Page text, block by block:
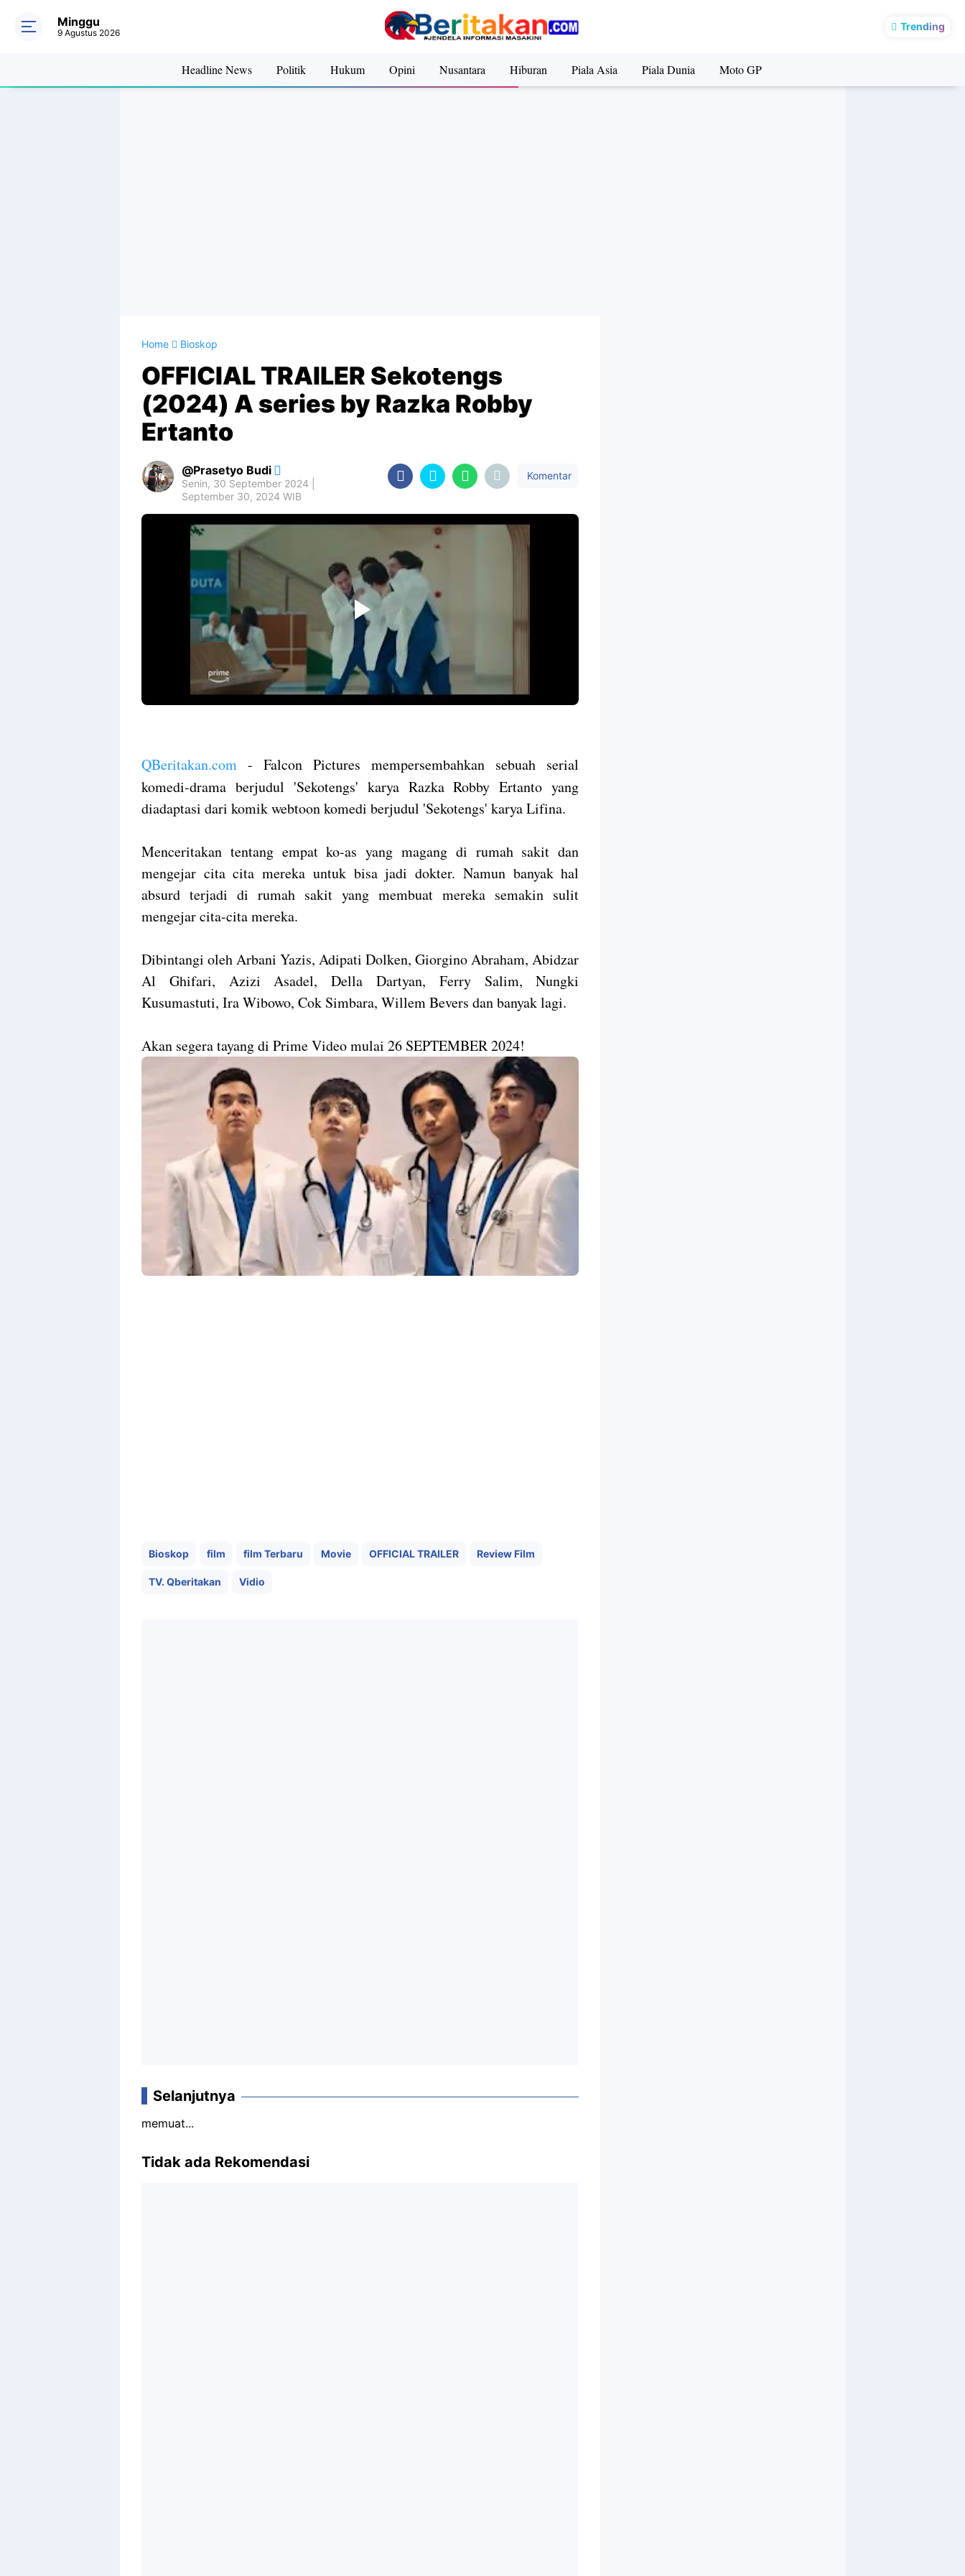
Trending
Minggu
9 Agustus 2026
Headline News Politik Hukum Opini Nusantara Hiburan Piala Asia Piala Dunia Moto GP
Home Bioskop
OFFICIAL TRAILER Sekotengs
(2024) A series by Razka Robby
Ertanto
Prasetyo Budi
Senin, 30 September 2024 |
September 30, 2024 WIB
Komentar
QBeritakan.com - Falcon Pictures mempersembahkan sebuah serial
komedi-drama berjudul 'Sekotengs' karya Razka Robby Ertanto yang
diadaptasi dari komik webtoon komedi berjudul 'Sekotengs' karya Lifina.
Menceritakan tentang empat ko-as yang magang di rumah sakit dan
mengejar cita cita mereka untuk bisa jadi dokter. Namun banyak hal
absurd terjadi di rumah sakit yang membuat mereka semakin sulit
mengejar cita-cita mereka.
Dibintangi oleh Arbani Yazis, Adipati Dolken, Giorgino Abraham, Abidzar
Al Ghifari, Azizi Asadel, Della Dartyan, Ferry Salim, Nungki
Kusumastuti, Ira Wibowo, Cok Simbara, Willem Bevers dan banyak lagi.
Akan segera tayang di Prime Video mulai 26 SEPTEMBER 2024!
Bioskop film film Terbaru Movie OFFICIAL TRAILER Review Film
TV. Qberitakan Vidio
Selanjutnya
memuat...
Tidak ada Rekomendasi
OFFICIAL TRAILER Sekotengs (2024) A series by Razka Robby Ertanto